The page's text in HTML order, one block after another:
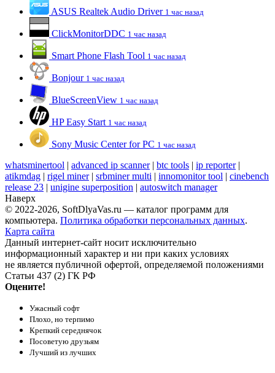
ASUS Realtek Audio Driver 1 час назад
ClickMonitorDDC 1 час назад
Smart Phone Flash Tool 1 час назад
Bonjour 1 час назад
BlueScreenView 1 час назад
HP Easy Start 1 час назад
Sony Music Center for PC 1 час назад
whatsminertool | advanced ip scanner| btc tools | ip reporter|
atikmdag | rigel miner| srbminer multi | innomonitor tool | cinebench
release 23 | unigine superposition | autoswitch manager
Наверх
© 2022-2026, SoftDlyaVas.ru — каталог программ для
компьютера. Политика обработки персональных данных.
Карта сайта
Данный интернет-сайт носит исключительно
информационный характер и ни при каких условиях
не является публичной офертой, определяемой положениями
Статьи 437 (2) ГК РФ
Оцените!
Ужасный софт
Плохо, но терпимо
Крепкий середнячок
Посоветую друзьям
Лучший из лучших